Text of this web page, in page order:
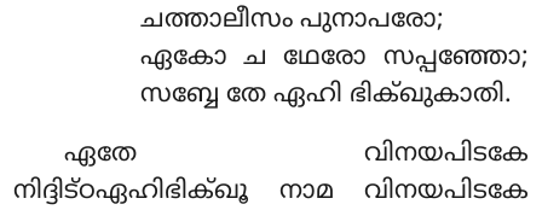
ചത്താലീസം പുനാപരോ;
ഏകോ ച ഥേരോ സപ്പഞ്ഞോ;
സബ്ബേ തേ ഏഹി ഭിക്ഖുകാതി.
ഏതേ വിനയപിടകേ
നിദ്ദിട്ഠഏഹിഭിക്ഖൂ നാമ വിനയപിടകേ